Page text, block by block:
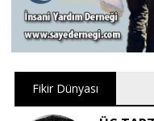
Fikir Dünyası